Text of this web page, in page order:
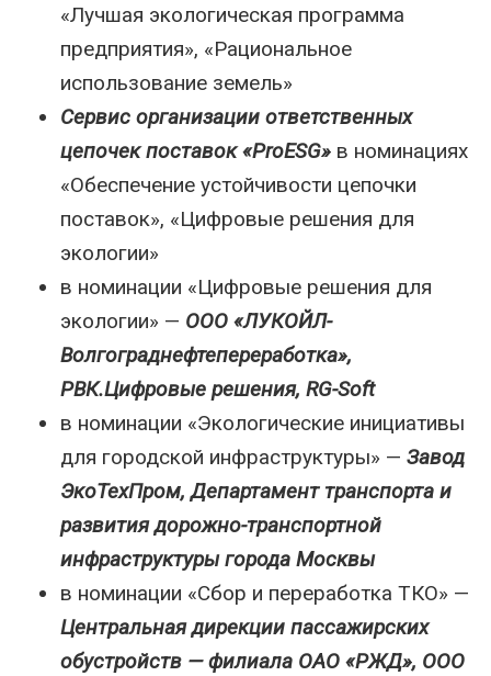
«Лучшая экологическая программа
предприятия», «Рациональное
использование земель»
Сервис организации ответственных
цепочек поставок «ProESG» в номинациях
«Обеспечение устойчивости цепочки
поставок», «Цифровые решения для
экологии»
в номинации «Цифровые решения для
экологии» — ООО «ЛУКОЙЛ-
Волгограднефтепереработка»,
РВК.Цифровые решения, RG-Soft
в номинации «Экологические инициативы
для городской инфраструктуры» — Завод
ЭкоТехПром, Департамент транспорта и
развития дорожно-транспортной
инфраструктуры города Москвы
в номинации «Сбор и переработка ТКО» —
Центральная дирекции пассажирских
обустройств — филиала ОАО «РЖД», ООО